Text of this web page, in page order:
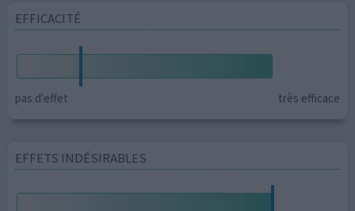
EFFICACITÉ
pas d'effet très efficace
EFFETS INDÉSIRABLES